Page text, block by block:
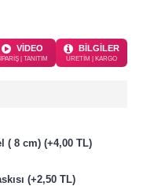
VİDEO
| TANITIM
BİLGİLER
ÜRETİM | KARGO
( 8 cm) (+4,00 TL)
(+2,50 TL)